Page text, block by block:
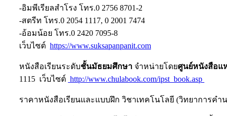
-อิมพีเรียลสำโรง โทร.0 2756 8701-2
-สตรีท โทร.0 2054 1117, 0 2001 7474
-อ้อมน้อย โทร.0 2420 7095-8
เว็บไซต์ https://www.suksapanpanit.com
หนังสือเรียนระดับชั้นมัธยมศึกษา จำหน่ายโดยศูนย์หนังสือแ
1115 เว็บไซต์ http://www.chulabook.com/ipst_book.asp
ราคาหนังสือเรียนและแบบฝึก วิชาเทคโนโลยี (วิทยาการค